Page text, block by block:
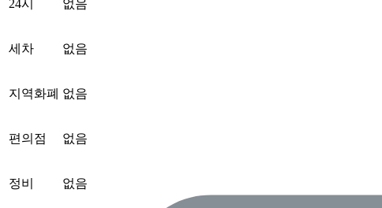
24시 없음
세차 없음
지역화폐 없음
편의점 없음
정비 없음